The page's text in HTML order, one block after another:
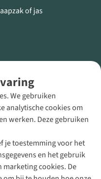
We gebruiken
analytische cookies om
werken. Deze gebruiken
je toestemming voor het
en het gebruik
marketing cookies. De
of jas